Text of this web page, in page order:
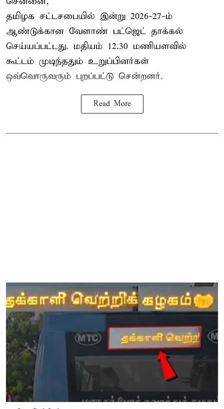
தமிழக சட்டசபையில் இன்று 2026-27-ம்
ஆண்டுக்கான வேளாண் பட்ஜெட் தாக்கல்
செய்யப்பட்டது. மதியம் 12.30 மணியளவில்
கூட்டம் முடிந்ததும் உறுப்பினர்கள்
ஒவ்வொருவரும் புறப்பட்டு சென்றனர்.
Read More